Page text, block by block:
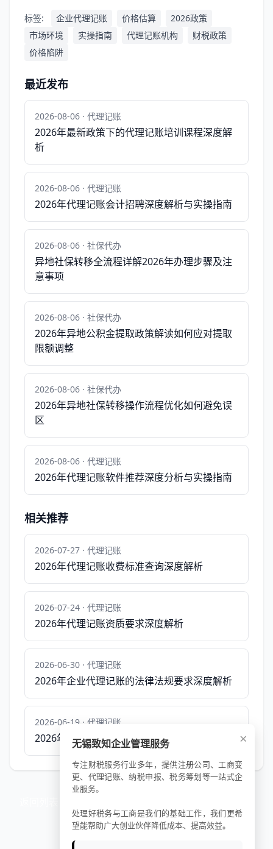
标签: 企业代理记账 价格估算
2026政策
市场环境
实操指南 代理记账机构
财税政策
价格陷阱
最近发布
2026-08-06 · 代理记账
2026年最新政策下的代理记账培训课程深度解
析
2026-08-06 · 代理记账
2026年代理记账会计招聘深度解析与实操指南
2026-08-06 · 社保代办
异地社保转移全流程详解2026年办理步骤及注
意事项
2026-08-06 · 社保代办
2026年异地公积金提取政策解读如何应对提取
限额调整
2026-08-06 · 社保代办
2026年异地社保转移操作流程优化如何避免误
区
2026-08-06 · 代理记账
2026年代理记账软件推荐深度分析与实操指南
相关推荐
2026-07-27 · 代理记账
2026年代理记账收费标准查询深度解析
2026-07-24 · 代理记账
2026年代理记账资质要求深度解析
2026-06-30 · 代理记账
2026年企业代理记账的法律法规要求深度解析
2026-06-19 · 代理记账
2026年企业服务代理记账费用预算表深度解析 ×
无锡致知企业管理服务
专注财税服务行业多年，提供注册公司、工商变
更、代理记账、纳税申报、税务筹划等一站式企
业服务。
处理好税务与工商是我们的基础工作，我们更希
望能帮助广大创业伙伴降低成本、提高效益。